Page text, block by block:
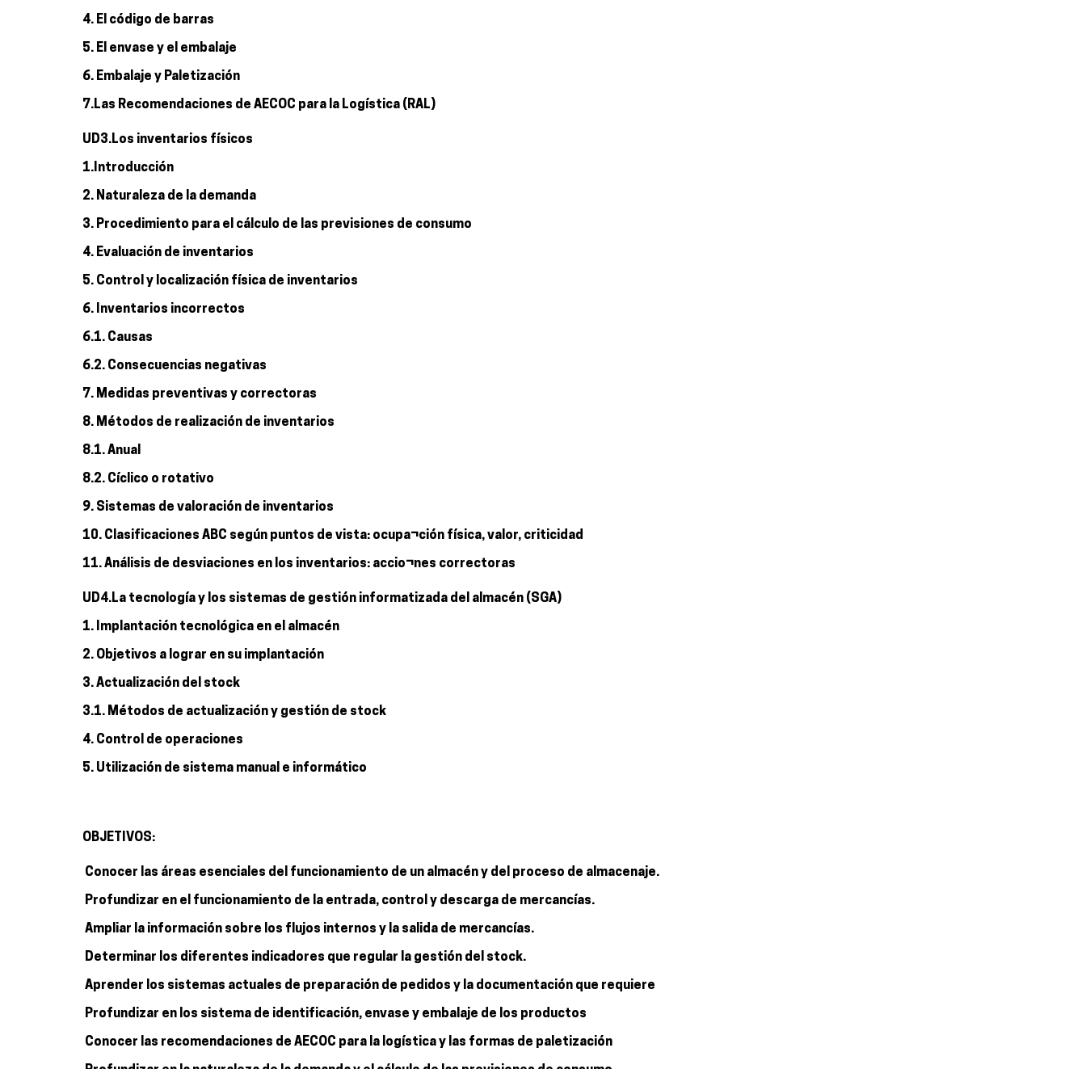
4. El código de barras
5. El envase y el embalaje
6. Embalaje y Paletización
7.Las Recomendaciones de AECOC para la Logística (RAL)
UD3.Los inventarios físicos
1.Introducción
2. Naturaleza de la demanda
3. Procedimiento para el cálculo de las previsiones de consumo
4. Evaluación de inventarios
5. Control y localización física de inventarios
6. Inventarios incorrectos
6.1. Causas
6.2. Consecuencias negativas
7. Medidas preventivas y correctoras
8. Métodos de realización de inventarios
8.1. Anual
8.2. Cíclico o rotativo
9. Sistemas de valoración de inventarios
10. Clasificaciones ABC según puntos de vista: ocupa¬ción física, valor, criticidad
11. Análisis de desviaciones en los inventarios: accio¬nes correctoras
UD4.La tecnología y los sistemas de gestión informatizada del almacén (SGA)
1. Implantación tecnológica en el almacén
2. Objetivos a lograr en su implantación
3. Actualización del stock
3.1. Métodos de actualización y gestión de stock
4. Control de operaciones
5. Utilización de sistema manual e informático
OBJETIVOS:
 Conocer las áreas esenciales del funcionamiento de un almacén y del proceso de almacenaje.
 Profundizar en el funcionamiento de la entrada, control y descarga de mercancías.
 Ampliar la información sobre los flujos internos y la salida de mercancías.
 Determinar los diferentes indicadores que regular la gestión del stock.
 Aprender los sistemas actuales de preparación de pedidos y la documentación que requiere
 Profundizar en los sistema de identificación, envase y embalaje de los productos
 Conocer las recomendaciones de AECOC para la logística y las formas de paletización